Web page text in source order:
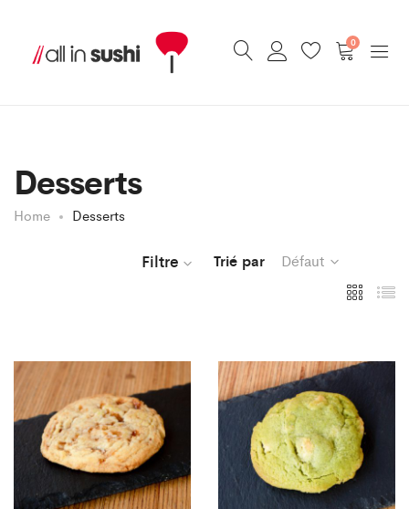
0
Desserts
Home Desserts
Filtre Trié par Défaut